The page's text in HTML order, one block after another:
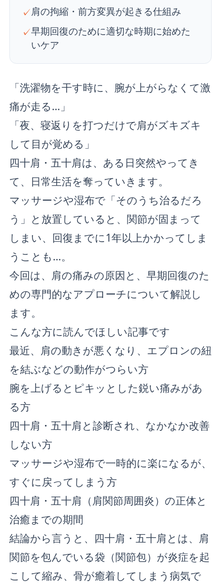
✓肩の拘縮・前方変異が起きる仕組み
✓早期回復のために適切な時期に始めた
いケア
「洗濯物を干す時に、腕が上がらなくて激
痛が走る…」
「夜、寝返りを打つだけで肩がズキズキ
して目が覚める」
四十肩・五十肩は、ある日突然やってき
て、日常生活を奪っていきます。
マッサージや湿布で「そのうち治るだろ
う」と放置していると、関節が固まって
しまい、回復までに1年以上かかってしま
うことも…。
今回は、肩の痛みの原因と、早期回復のた
めの専門的なアプローチについて解説し
ます。
こんな方に読んでほしい記事です
最近、肩の動きが悪くなり、エプロンの紐
を結ぶなどの動作がつらい方
腕を上げるとピキッとした鋭い痛みがあ
る方
四十肩・五十肩と診断され、なかなか改善
しない方
マッサージや湿布で一時的に楽になるが、
すぐに戻ってしまう方
四十肩・五十肩（肩関節周囲炎）の正体と
治癒までの期間
結論から言うと、四十肩・五十肩とは、肩
関節を包んでいる袋（関節包）が炎症を起
こして縮み、骨が癒着してしまう病気で